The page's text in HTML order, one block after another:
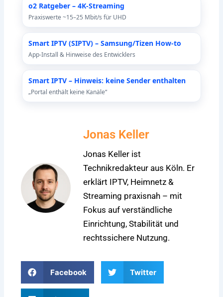
o2 Ratgeber – 4K-Streaming
Praxiswerte ~15–25 Mbit/s für UHD
Smart IPTV (SIPTV) – Samsung/Tizen How-to
App-Install & Hinweise des Entwicklers
Smart IPTV – Hinweis: keine Sender enthalten
„Portal enthält keine Kanäle“
Jonas Keller
Jonas Keller ist
Technikredakteur aus Köln. Er
erklärt IPTV, Heimnetz &
Streaming praxisnah – mit
Fokus auf verständliche
Einrichtung, Stabilität und
rechtssichere Nutzung.
Facebook Twitter